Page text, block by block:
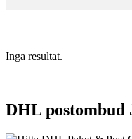
Inga resultat.
DHL postombud